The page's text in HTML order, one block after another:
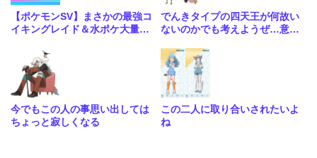
【ポケモンSV】まさかの最強コ
イキングレイド＆水ポケ大量発
でんきタイプの四天王が何故い
ないのかでも考えようぜ…意外
るよな
今でもこの人の事思い出しては
ちょっと寂しくなる
この二人に取り合いされたいよ
ね